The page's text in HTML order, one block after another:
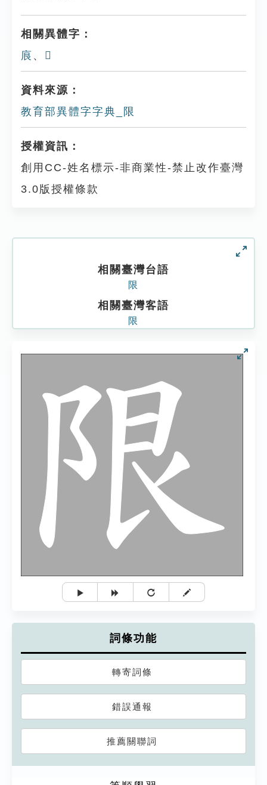
相關異體字：
㡾 、 𨹎
資料來源：
教育部異體字字典_限
授權資訊：
創用CC-姓名標示-非商業性-禁止改作臺灣
3.0版授權條款
相關臺灣台語
限
相關臺灣客語
限
詞條功能
轉寄詞條
錯誤通報
推薦關聯詞